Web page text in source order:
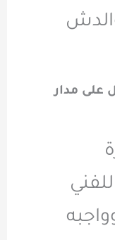
على مدار